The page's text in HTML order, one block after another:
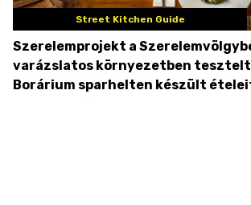
Street Kitchen Guide
Szerelemprojekt a
varázslatos környezetben
Borárium sparhelten készült